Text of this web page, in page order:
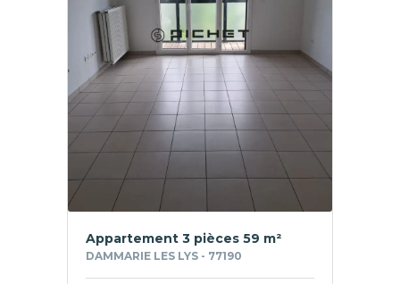
Appartement 3 pièces 59 m²
DAMMARIE LES LYS - 77190